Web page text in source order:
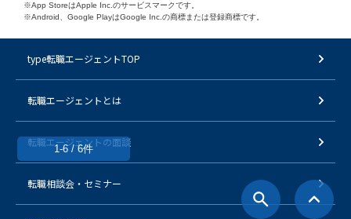
1-6 / 6件
※App StoreはApple Inc.のサービスマークです。
※Android、Google PlayはGoogle Inc.の商標または登録商標です。
type転職エージェントTOP
転職エージェントとは
転職エージェントの面談
転職相談会・セミナー